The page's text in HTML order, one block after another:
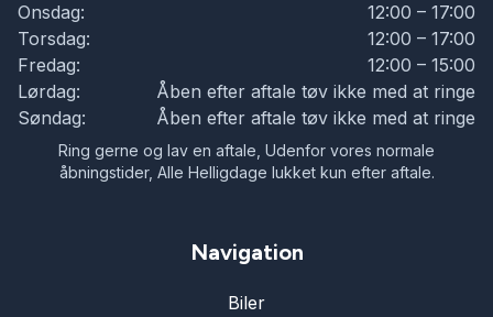
Onsdag:
12:00 – 17:00
Torsdag:
12:00 – 17:00
Fredag:
12:00 – 15:00
Lørdag:
Åben efter aftale tøv ikke med at ringe
Søndag:
Åben efter aftale tøv ikke med at ringe
Ring gerne og lav en aftale, Udenfor vores normale
åbningstider, Alle Helligdage lukket kun efter aftale.
Navigation
Biler